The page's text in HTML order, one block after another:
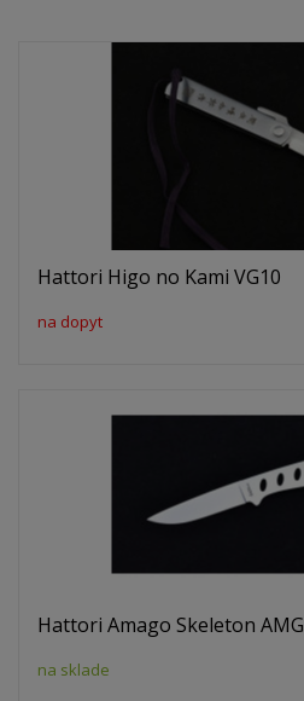
Hattori Higo no Kami VG10
na dopyt
Hattori Amago Skeleton AMG
na sklade